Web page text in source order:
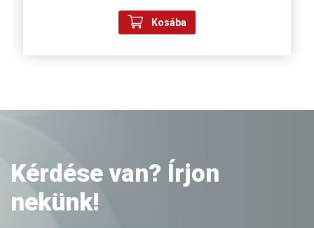
Kosába
Kérdése van? Írjon
nekünk!